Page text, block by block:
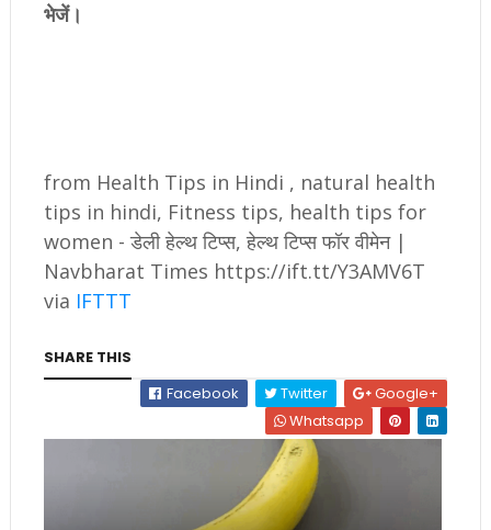
भेजें।
from Health Tips in Hindi , natural health
tips in hindi, Fitness tips, health tips for
women - डेली हेल्थ टिप्स, हेल्थ टिप्स फॉर वीमेन |
Navbharat Times https://ift.tt/Y3AMV6T
via IFTTT
SHARE THIS
Facebook
Twitter
Google+
Whatsapp